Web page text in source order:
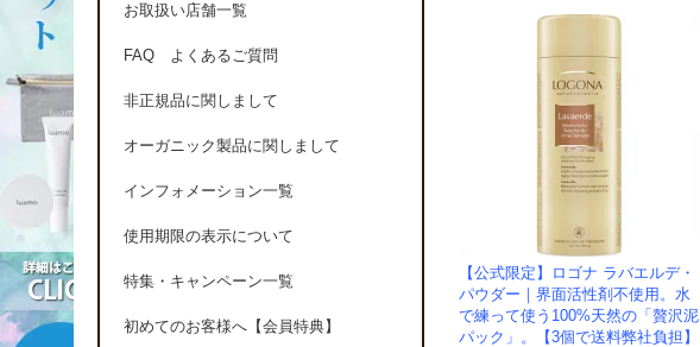
【公式限定】ロゴナ ラバエルデ・
パウダー｜界面活性剤不使用。水
で練って使う100%天然の「贅沢泥
パック」。【3個で送料弊社負担】
お取扱い店舗一覧
FAQ よくあるご質問
非正規品に関しまして
オーガニック製品に関しまして
インフォメーション一覧
使用期限の表示について
特集・キャンペーン一覧
初めてのお客様へ【会員特典】